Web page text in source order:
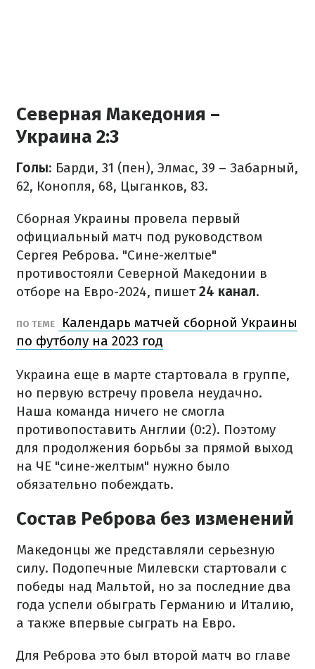
Северная Македония –
Украина 2:3
Голы: Барди, 31 (пен), Элмас, 39 – Забарный,
62, Конопля, 68, Цыганков, 83.
Сборная Украины провела первый
официальный матч под руководством
Сергея Реброва. "Сине-желтые"
противостояли Северной Македонии в
отборе на Евро-2024, пишет24 канал.
ПО ТЕМЕ
Календарь матчей сборной Украины
по футболу на 2023 год
Украина еще в марте стартовала в группе,
но первую встречу провела неудачно.
Наша команда ничего не смогла
противопоставить Англии (0:2). Поэтому
для продолжения борьбы за прямой выход
на ЧЕ "сине-желтым" нужно было
обязательно побеждать.
Состав Реброва без изменений
Македонцы же представляли серьезную
силу. Подопечные Милевски стартовали с
победы над Мальтой, но за последние два
года успели обыграть Германию и Италию,
а также впервые сыграть на Евро.
Для Реброва это был второй матч во главе